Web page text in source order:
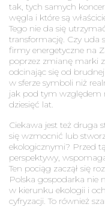
tak, tych samych
węgla i które są
Tego nie da się
transformację. Czy uda
firmy energetyczne na
poprzez zmianę marki
odcinając się od
w sferze symboli niż
jak pod tym względem
dziesięć lat.
Ciekawa jest też druga
się wzmocnić lub
ekologicznymi? Przed
perspektywy,
Ten pociąg zaczął się
Polska gospodarka nie
w kierunku ekologii i
cyfryzacji. To również